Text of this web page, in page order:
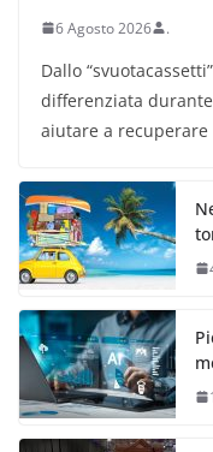
6 Agosto 2026 .
Dallo
differenziata
aiutare a recuperare